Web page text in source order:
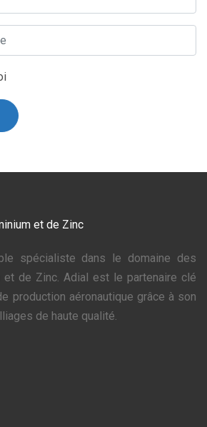
et de Zinc
spécialiste dans le domaine des
et de Zinc. Adial est le partenaire clé
production aéronautique grâce à son
de haute qualité.